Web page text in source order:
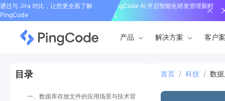
通过与 Jira 对比，让您更全面了解
PingCode
PingCode AI 开启智能化研发管理新时
代
产品 解决方案 客户
目录
一、数据库存放文件的应用场景与技术背
首页 / 科技 / 数